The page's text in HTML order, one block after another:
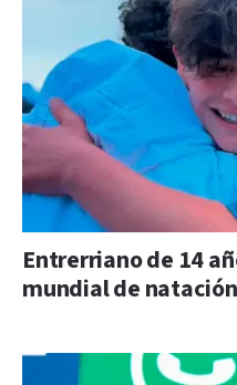
Entrerriano de 14
mundial de